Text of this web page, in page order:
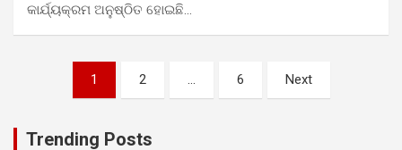
କାର୍ଯ୍ୟକ୍ରମ ଅନୁଷ୍ଠିତ ହୋଇଛି…
pagination
1 2 6 Next
Trending Posts